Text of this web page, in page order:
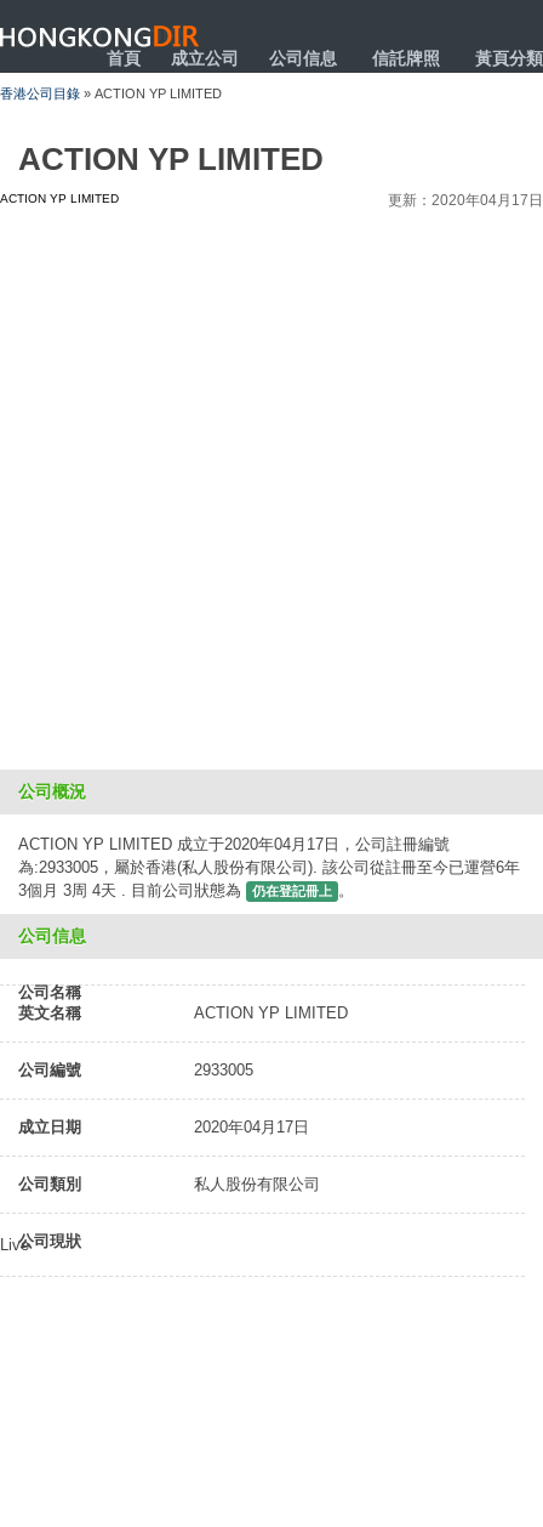
HONGKONGDIR
首頁 成立公司 公司信息 信託牌照 黃頁分類
香港公司目錄 » ACTION YP LIMITED
ACTION YP LIMITED
ACTION YP LIMITED 更新：2020年04月17日
公司概況
ACTION YP LIMITED 成立于2020年04月17日，公司註冊編號
為:2933005，屬於香港(私人股份有限公司). 該公司從註冊至今已運營6年
3個月 3周 4天 . 目前公司狀態為
仍在登記冊上 。
公司信息
公司名稱
英文名稱
ACTION YP LIMITED
公司編號 2933005
成立日期 2020年04月17日
公司類別 私人股份有限公司
公司現狀
Live